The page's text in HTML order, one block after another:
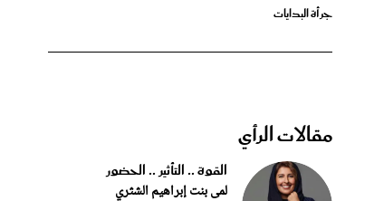
جرأة البدايات
مقالات الرأي
القوة .. التأثير .. الحضور
لمى بنت إبراهيم الشثري